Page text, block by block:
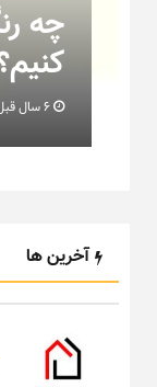
انتخاب
آخرین ها